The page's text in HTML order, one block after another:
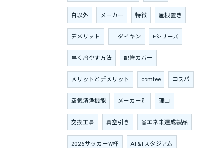
白以外 メーカー 特徴 屋根置き
デメリット ダイキン Eシリーズ
早く冷やす方法 配管カバー
メリットとデメリット comfee コスパ
空気清浄機能 メーカー別 理由
交換工事 真空引き 省エネ未達成製品
2026サッカーW杯 AT&Tスタジアム